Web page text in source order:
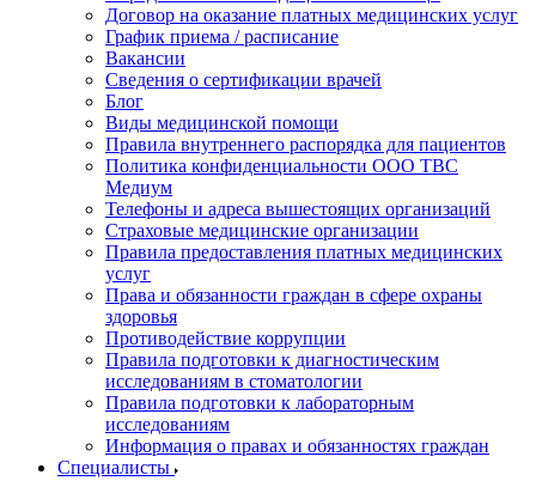
Договор на оказание платных медицинских услуг
График приема / расписание
Вакансии
Сведения о сертификации врачей
Блог
Виды медицинской помощи
Правила внутреннего распорядка для пациентов
Политика конфиденциальности ООО ТВС
Медиум
Телефоны и адреса вышестоящих организаций
Страховые медицинские организации
Правила предоставления платных медицинских
услуг
Права и обязанности граждан в сфере охраны
здоровья
Противодействие коррупции
Правила подготовки к диагностическим
исследованиям в стоматологии
Правила подготовки к лабораторным
исследованиям
Информация о правах и обязанностях граждан
Специалисты